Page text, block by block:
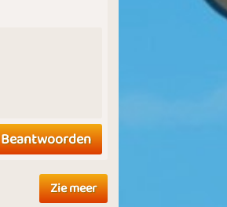
Beantwoorden
Zie meer